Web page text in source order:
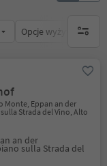
Opcje wyżywieniabrak
Monte, Eppan an der
Strada del Vino, Alto
an der
sulla Strada del